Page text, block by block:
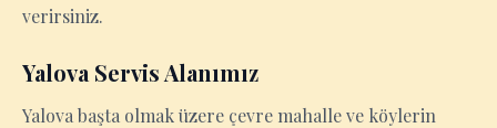
verirsiniz.
Yalova Servis Alanımız
Yalova başta olmak üzere çevre mahalle ve köylerin